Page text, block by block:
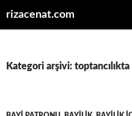
rizacenat.com
Kategori arşivi: